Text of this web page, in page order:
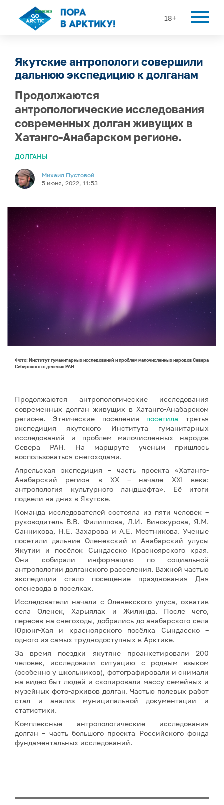
18+
Якутские антропологи совершили
дальнюю экспедицию к долганам
Продолжаются
антропологические исследования
современных долган живущих в
Хатанго-Анабарском регионе.
ДОЛГАНЫ
Михаил Пустовой
5 июня, 2022, 11:53
Фото: Институт гуманитарных исследований и проблем малочисленных народов Севера
Сибирского отделения РАН
Продолжаются антропологические исследования
современных долган живущих в Хатанго-Анабарском
регионе. Этнические поселения посетила третья
экспедиция якутского Института гуманитарных
исследований и проблем малочисленных народов
Севера РАН. На маршруте ученым пришлось
воспользоваться снегоходами.
Апрельская экспедиция – часть проекта «Хатанго-
Анабарский регион в ХХ – начале XXI века:
антропология культурного ландшафта». Её итоги
подвели на днях в Якутске.
Команда исследователей состояла из пяти человек –
руководитель В.В. Филиппова, Л.И. Винокурова, Я.М.
Санникова, Н.Е. Захарова и А.Е. Местникова. Ученые
посетили дальние Оленекский и Анабарский улусы
Якутии и посёлок Сындасско Красноярского края.
Они собирали информацию по социальной
антропологии долганского расселения. Важной частью
экспедиции стало посещение празднования Дня
оленевода в поселках.
Исследователи начали с Оленекского улуса, охватив
села Оленек, Харыялах и Жилинда. После чего,
пересев на снегоходы, добрались до анабарского села
Юрюнг-Хая и красноярского посёлка Сындасско –
одного из самых труднодоступных в Арктике.
За время поездки якутяне проанкетировали 200
человек, исследовали ситуацию с родным языком
(особенно у школьников), фотографировали и снимали
на видео быт людей и скопировали массу семейных и
музейных фото-архивов долган. Частью полевых работ
стал и анализ муниципальной документации и
статистики.
Комплексные антропологические исследования
долган – часть большого проекта Российского фонда
фундаментальных исследований.